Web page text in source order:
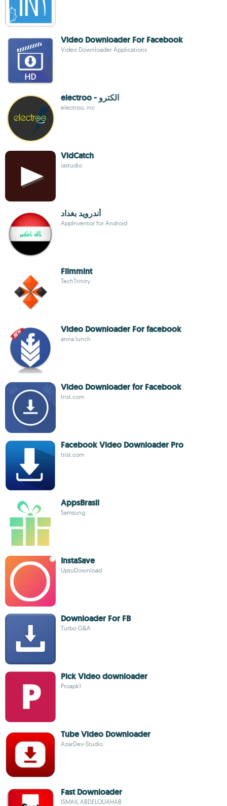
Video Downloader For Facebook
Video Downloader Applications
electroo - الكترو
electroo, inc
VidCatch
iastudio
أندرويد بغداد
AppInventor for Android
Filmmint
TechTrinity
Video Downloader For facebook
anna lunch
Video Downloader for Facebook
trist.com
Facebook Video Downloader Pro
trist.com
AppsBrasil
Samsung
InstaSave
UptoDownload
Downloader For FB
Turbo G&A
Pick Video downloader
Proapk1
Tube Video Downloader
AzarDev-Studio
Fast Downloader
ISMAIL ABDELOUAHAB